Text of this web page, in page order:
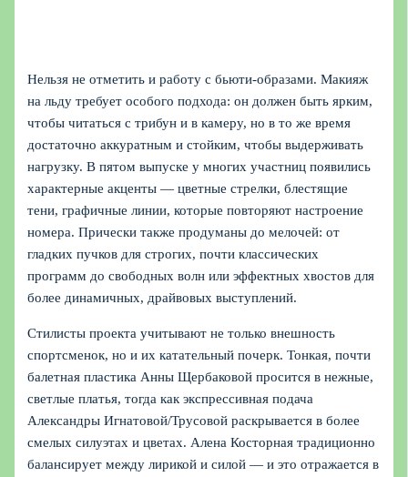
Нельзя не отметить и работу с бьюти-образами. Макияж
на льду требует особого подхода: он должен быть ярким,
чтобы читаться с трибун и в камеру, но в то же время
достаточно аккуратным и стойким, чтобы выдерживать
нагрузку. В пятом выпуске у многих участниц появились
характерные акценты — цветные стрелки, блестящие
тени, графичные линии, которые повторяют настроение
номера. Прически также продуманы до мелочей: от
гладких пучков для строгих, почти классических
программ до свободных волн или эффектных хвостов для
более динамичных, драйвовых выступлений.
Стилисты проекта учитывают не только внешность
спортсменок, но и их катательный почерк. Тонкая, почти
балетная пластика Анны Щербаковой просится в нежные,
светлые платья, тогда как экспрессивная подача
Александры Игнатовой/Трусовой раскрывается в более
смелых силуэтах и цветах. Алена Косторная традиционно
балансирует между лирикой и силой — и это отражается в